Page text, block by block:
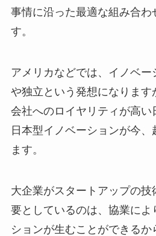
事情に沿った最適な組み合わ
す。
アメリカなどでは、イノベ
や独立という発想になります
会社へのロイヤリティが高い
日本型イノベーションが今、
ます。
大企業がスタートアップの
要としているのは、協業によ
ションが生むことができるか